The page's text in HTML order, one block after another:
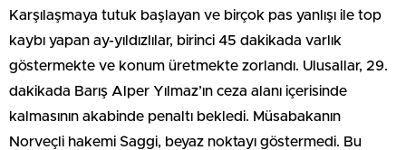
Karşılaşmaya tutuk başlayan ve birçok pas yanlışı ile top
kaybı yapan ay-yıldızlılar, birinci 45 dakikada varlık
göstermekte ve konum üretmekte zorlandı. Ulusallar, 29.
dakikada Barış Alper Yılmaz’ın ceza alanı içerisinde
kalmasının akabinde penaltı bekledi. Müsabakanın
Norveçli hakemi Saggi, beyaz noktayı göstermedi. Bu